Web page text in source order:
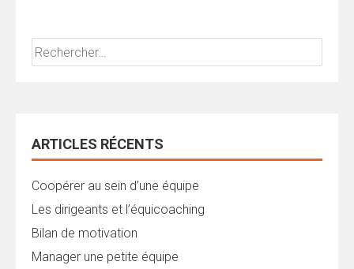
Rechercher :
ARTICLES RÉCENTS
Coopérer au sein d’une équipe
Les dirigeants et l’équicoaching
Bilan de motivation
Manager une petite équipe